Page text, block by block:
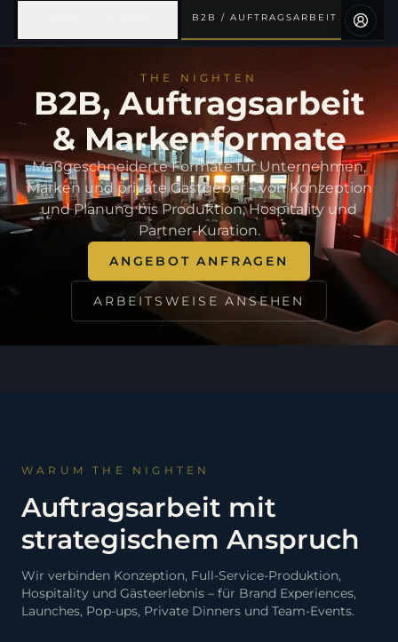
B2B / AUFTRAGSARBEIT
THE NIGHTEN
B2B, Auftragsarbeit
& Markenformate
Maßgeschneiderte Formate für Unternehmen,
Marken und private Gastgeber – von Konzeption
und Planung bis Produktion, Hospitality und
Partner-Kuration.
ANGEBOT ANFRAGEN
ARBEITSWEISE ANSEHEN
WARUM THE NIGHTEN
Auftragsarbeit mit
strategischem Anspruch
Wir verbinden Konzeption, Full-Service-Produktion,
Hospitality und Gästeerlebnis – für Brand Experiences,
Launches, Pop-ups, Private Dinners und Team-Events.